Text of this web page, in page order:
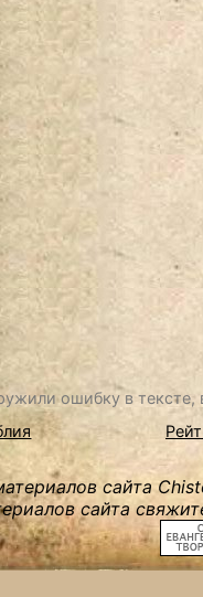
ошибку в
сайта
сайта